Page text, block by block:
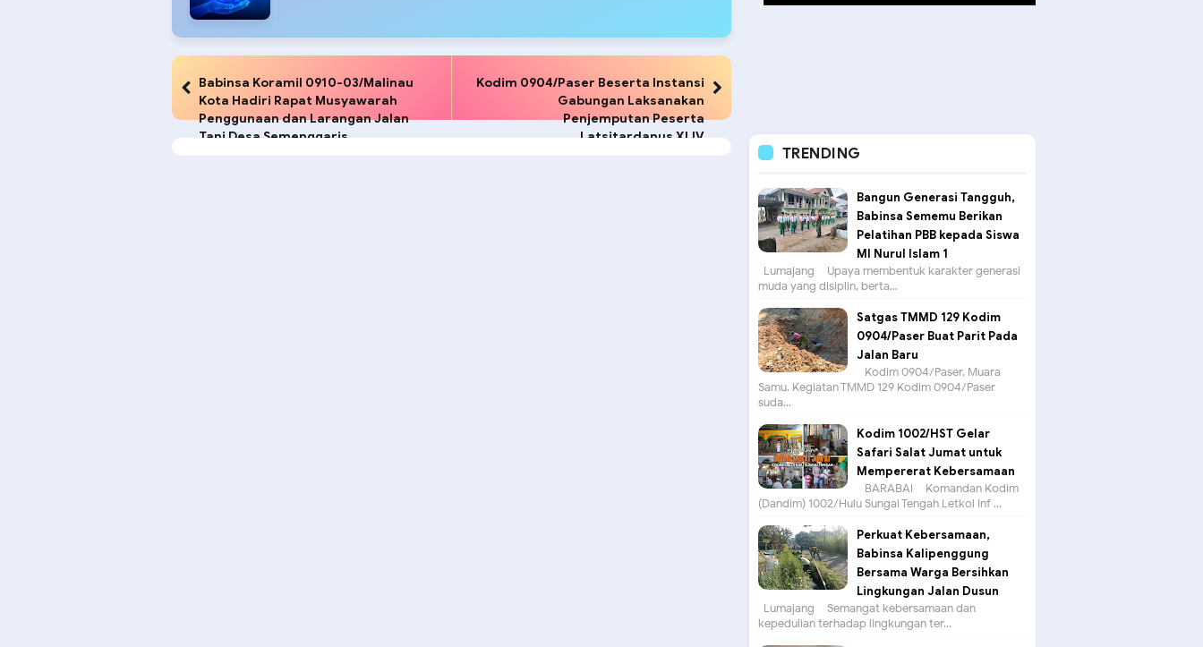
Babinsa Koramil 0910-03/Malinau
Kota Hadiri Rapat Musyawarah
Penggunaan dan Larangan Jalan
Tani Desa Semenggaris.
Kodim 0904/Paser Beserta Instansi
Gabungan Laksanakan
Penjemputan Peserta
Latsitardanus XLIV
TRENDING
Bangun Generasi Tangguh,
Babinsa Sememu Berikan
Pelatihan PBB kepada Siswa
MI Nurul Islam 1
Lumajang – Upaya membentuk karakter generasi
muda yang disiplin, berta...
Satgas TMMD 129 Kodim
0904/Paser Buat Parit Pada
Jalan Baru
Kodim 0904/Paser, Muara
Samu. Kegiatan TMMD 129 Kodim 0904/Paser
suda...
Kodim 1002/HST Gelar
Safari Salat Jumat untuk
Mempererat Kebersamaan
BARABAI – Komandan Kodim
(Dandim) 1002/Hulu Sungai Tengah Letkol Inf ...
Perkuat Kebersamaan,
Babinsa Kalipenggung
Bersama Warga Bersihkan
Lingkungan Jalan Dusun
Lumajang – Semangat kebersamaan dan
kepedulian terhadap lingkungan ter...